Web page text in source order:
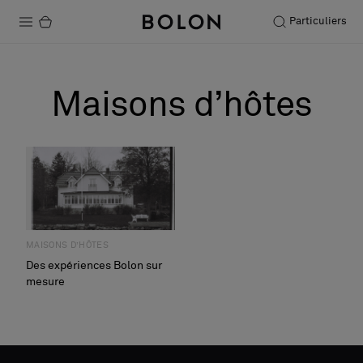
Particuliers
Projets
Durabilité
Installation
Entretien
Nos collaborations
Maisons d’hôtes
MAISONS D’HÔTES
Des expériences Bolon sur
mesure